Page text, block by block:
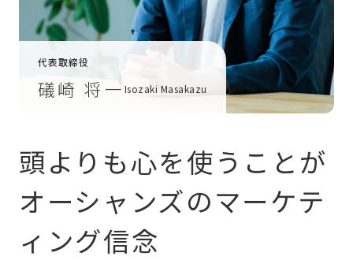
代表取締役
礒崎 将一 Isozaki Masakazu
頭よりも心を使うことが
オーシャンズのマーケテ
ィング信念